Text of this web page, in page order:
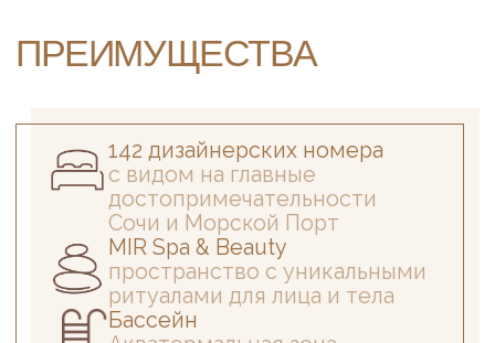
банным комплексом
Ресторан BRO&N
ресторан Аркадия Новикова
уютное патио с
детской площадкой и
уникальными
водоёмами
Тренажёрный зал
многофункциональный
тренажерный зал
Technogym